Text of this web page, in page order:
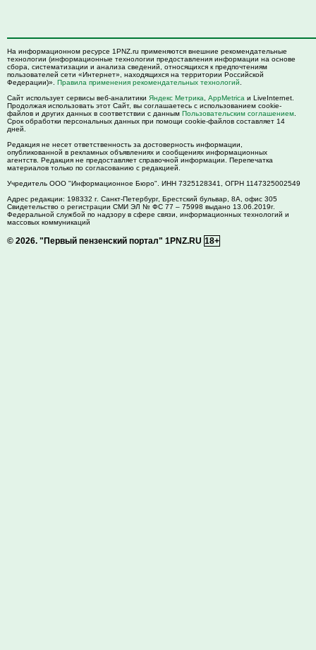
На информационном ресурсе 1PNZ.ru применяются внешние рекомендательные
технологии (информационные технологии предоставления информации на основе
сбора, систематизации и анализа сведений, относящихся к предпочтениям
пользователей сети «Интернет», находящихся на территории Российской
Федерации)». Правила применения рекомендательных технологий
Сайт использует сервисы веб-аналитики Яндекс Метрика AppMetrica и LiveInternet.
Продолжая использовать этот Сайт, вы соглашаетесь с использованием cookie-
файлов и других данных в соответствии с данным Пользовательским соглашением
Срок обработки персональных данных при помощи cookie-файлов составляет 14
дней.
Редакция не несет ответственность за достоверность информации,
опубликованной в рекламных объявлениях и сообщениях информационных
агентств. Редакция не предоставляет справочной информации. Перепечатка
материалов только по согласованию с редакцией.
Учредитель ООО "Информационное Бюро". ИНН 7325128341, ОГРН 1147325002549
Адрес редакции: 198332 г. Санкт-Петербург, Брестский бульвар, 8А, офис 305
Свидетельство о регистрации СМИ ЭЛ № ФС 77 – 75998 выдано 13.06.2019г.
Федеральной службой по надзору в сфере связи, информационных технологий и
массовых коммуникаций
© 2026. "Первый пензенский портал" 1PNZ.RU 18+